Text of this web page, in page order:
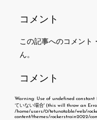
コメント
この記事へのコメント
ん。
コメント
Warning: Use of undefined constant
ていない場合' (this will throw an
/home/users/0/tetunotable/web/
content/themes/rockerstrain2022/